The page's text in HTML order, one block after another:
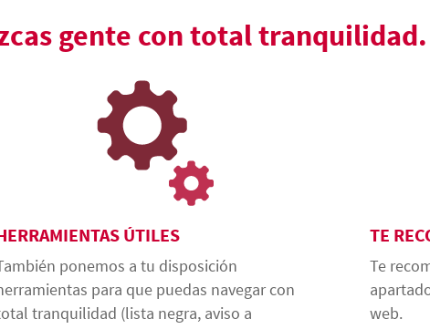
gente con total tranquilidad.
ÚTILES
ponemos a tu disposición
para que puedas navegar con
tranquilidad (lista negra, aviso a
TE
Te
web.